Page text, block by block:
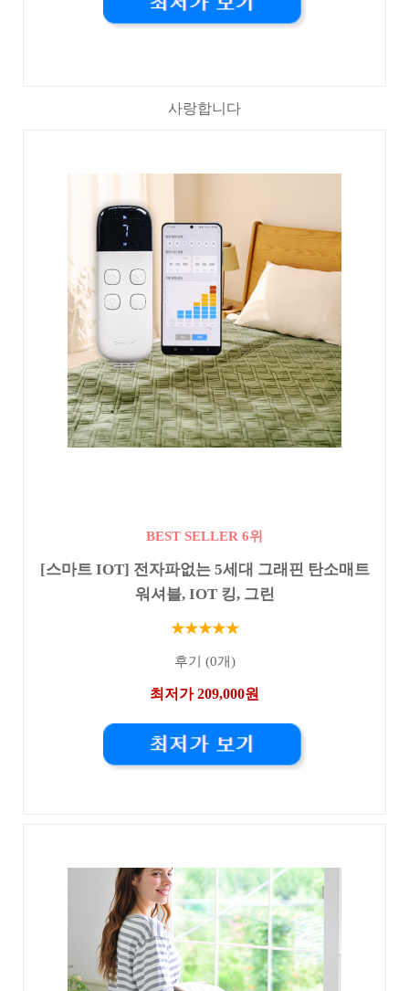
사랑합니다
BEST SELLER 6위
[스마트 IOT] 전자파없는 5세대 그래핀 탄소매트
워셔블, IOT 킹, 그린
★★★★★
후기 (0개)
최저가 209,000원